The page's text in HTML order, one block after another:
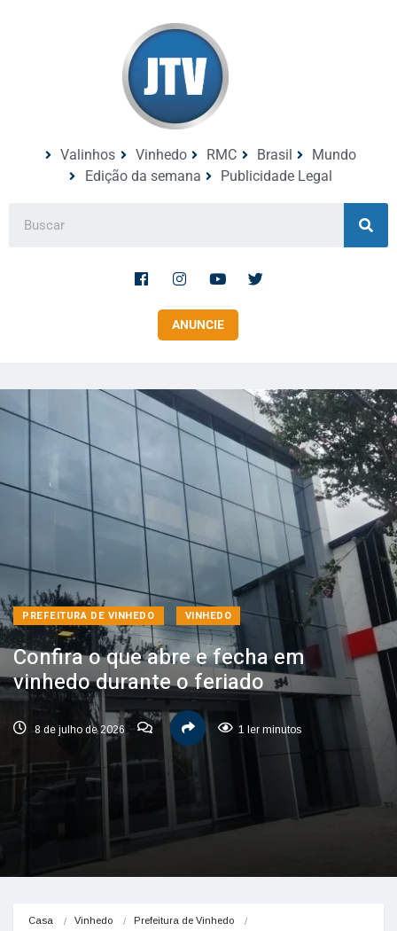
Valinhos Vinhedo RMC Brasil
Mundo
Edição da semana
Publicidade Legal
ANUNCIE
PREFEITURA DE VINHEDO VINHEDO
Confira o que abre e fecha em
vinhedo durante o feriado
8 de julho de 2026 1 ler minutos
Casa Vinhedo Prefeitura de Vinhedo